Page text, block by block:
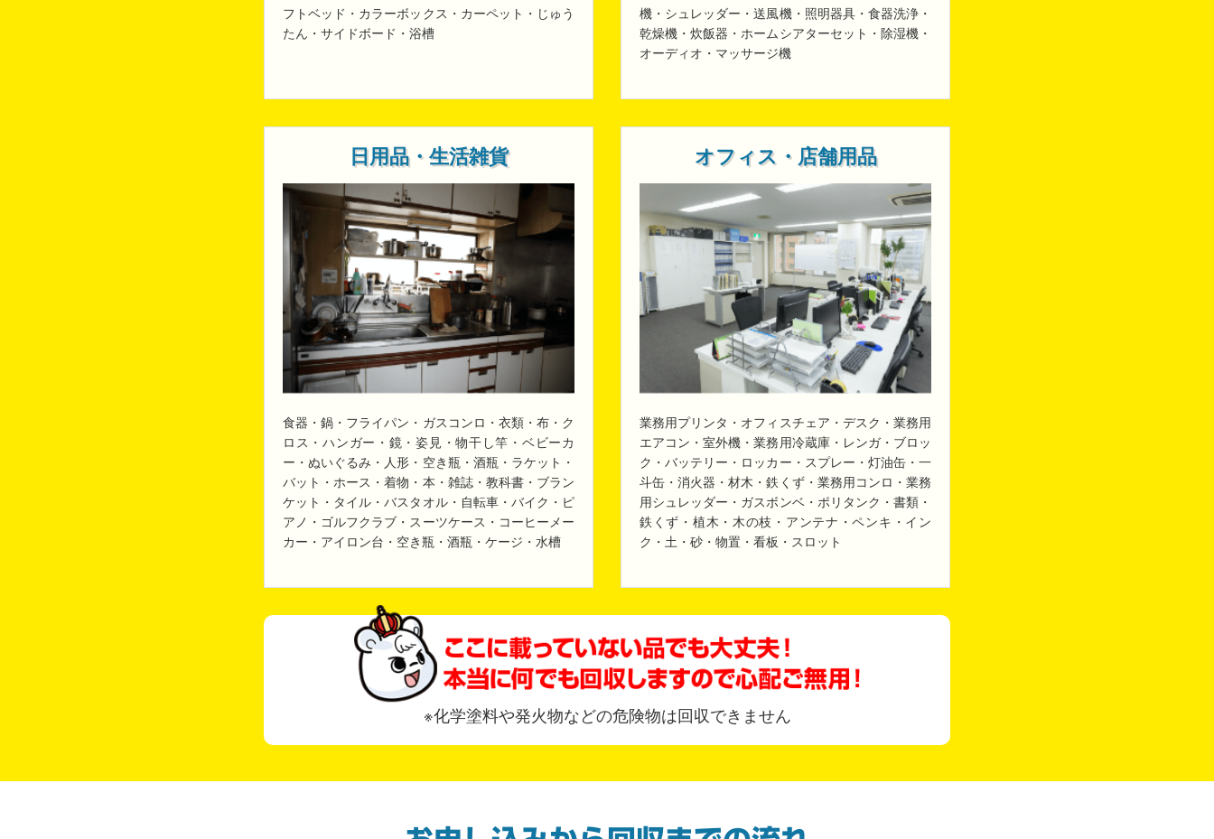
フトベッド・カラーボックス・カーペット・じゅう
たん・サイドボード・浴槽
機・シュレッダー・送風機・照明器具・食器洗浄・
乾燥機・炊飯器・ホームシアターセット・除湿機・
オーディオ・マッサージ機
日用品・生活雑貨
食器・鍋・フライパン・ガスコンロ・衣類・布・ク
ロス・ハンガー・鏡・姿見・物干し竿・ベビーカ
ー・ぬいぐるみ・人形・空き瓶・酒瓶・ラケット・
バット・ホース・着物・本・雑誌・教科書・ブラン
ケット・タイル・バスタオル・自転車・バイク・ピ
アノ・ゴルフクラブ・スーツケース・コーヒーメー
カー・アイロン台・空き瓶・酒瓶・ケージ・水槽
オフィス・店舗用品
業務用プリンタ・オフィスチェア・デスク・業務用
エアコン・室外機・業務用冷蔵庫・レンガ・ブロッ
ク・バッテリー・ロッカー・スプレー・灯油缶・一
斗缶・消火器・材木・鉄くず・業務用コンロ・業務
用シュレッダー・ガスボンベ・ポリタンク・書類・
鉄くず・植木・木の枝・アンテナ・ペンキ・イン
ク・土・砂・物置・看板・スロット
※化学塗料や発火物などの危険物は回収できません